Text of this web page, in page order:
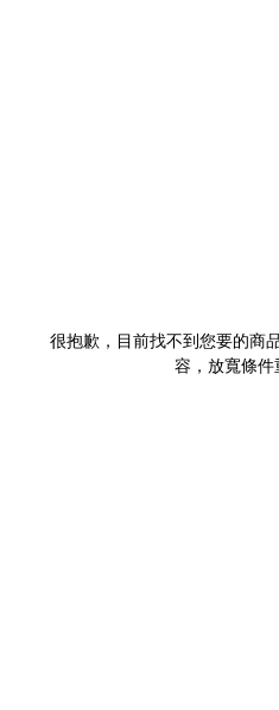
很抱歉，目前找不到您要的商
容，放寬條件